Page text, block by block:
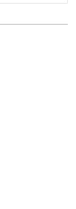
đình
(
tạm trú):
(bản, tổ
thị trấn)
Tp thuộc
Tỉnh (Tp):